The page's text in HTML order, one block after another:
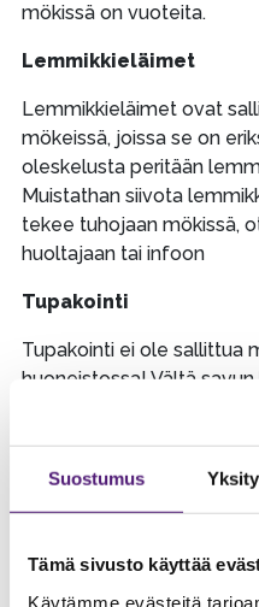
Suostumus
Tämä sivusto käyttää
Käytämme evästeitä
mökissä on vuoteita.
Lemmikkieläimet
Lemmikkieläimet ovat
mökeissä, joissa se on
oleskelusta peritään
Muistathan siivota
tekee tuhojaan mökissä,
huoltajaan tai infoon
Tupakointi
Tupakointi ei ole sallittua
huoneistossa! Vältä
poltat parvekkeella/oven
Huomaavainen
mukavaa jos esim. lapset
Mökin tai irtaimiston